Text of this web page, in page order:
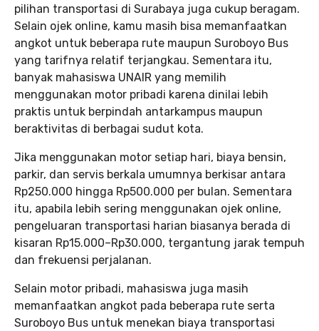
pilihan transportasi di Surabaya juga cukup beragam.
Selain ojek online, kamu masih bisa memanfaatkan
angkot untuk beberapa rute maupun Suroboyo Bus
yang tarifnya relatif terjangkau. Sementara itu,
banyak mahasiswa UNAIR yang memilih
menggunakan motor pribadi karena dinilai lebih
praktis untuk berpindah antarkampus maupun
beraktivitas di berbagai sudut kota.
Jika menggunakan motor setiap hari, biaya bensin,
parkir, dan servis berkala umumnya berkisar antara
Rp250.000 hingga Rp500.000 per bulan. Sementara
itu, apabila lebih sering menggunakan ojek online,
pengeluaran transportasi harian biasanya berada di
kisaran Rp15.000–Rp30.000, tergantung jarak tempuh
dan frekuensi perjalanan.
Selain motor pribadi, mahasiswa juga masih
memanfaatkan angkot pada beberapa rute serta
Suroboyo Bus untuk menekan biaya transportasi